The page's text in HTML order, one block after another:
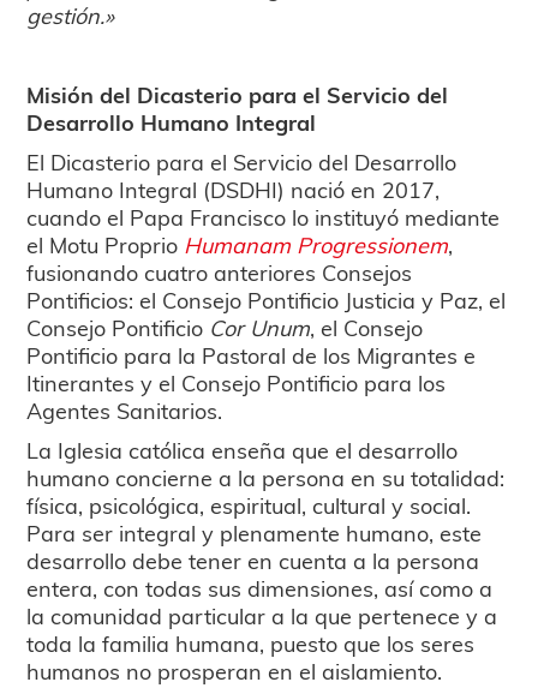
gestión.»
Misión del Dicasterio para el Servicio del
Desarrollo Humano Integral
El Dicasterio para el Servicio del Desarrollo
Humano Integral (DSDHI) nació en 2017,
cuando el Papa Francisco lo instituyó mediante
el Motu Proprio Humanam Progressionem,
fusionando cuatro anteriores Consejos
Pontificios: el Consejo Pontificio Justicia y Paz, el
Consejo Pontificio Cor Unum, el Consejo
Pontificio para la Pastoral de los Migrantes e
Itinerantes y el Consejo Pontificio para los
Agentes Sanitarios.
La Iglesia católica enseña que el desarrollo
humano concierne a la persona en su totalidad:
física, psicológica, espiritual, cultural y social.
Para ser integral y plenamente humano, este
desarrollo debe tener en cuenta a la persona
entera, con todas sus dimensiones, así como a
la comunidad particular a la que pertenece y a
toda la familia humana, puesto que los seres
humanos no prosperan en el aislamiento.